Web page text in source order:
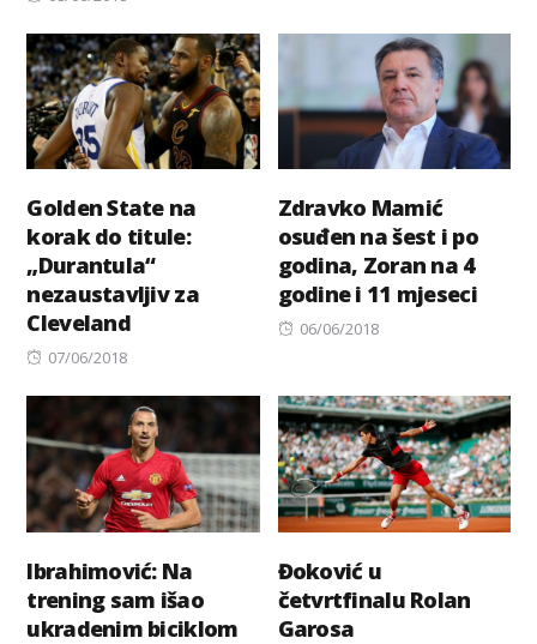
Golden State na
korak do titule:
„Durantula“
nezaustavljiv za
Cleveland
Posted
07/06/2018
Zdravko Mamić
osuđen na šest i po
godina, Zoran na 4
godine i 11 mjeseci
Posted
06/06/2018
Ibrahimović: Na
trening sam išao
ukradenim biciklom
Đoković u
četvrtfinalu Rolan
Garosa